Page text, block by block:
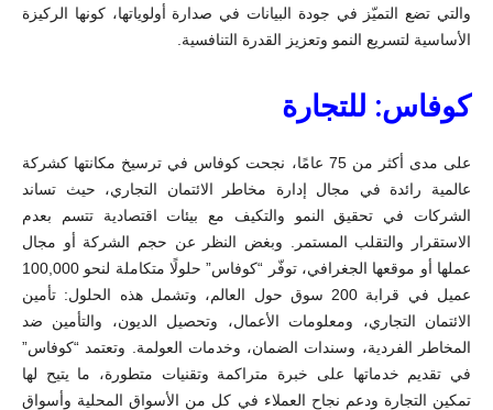
والتي تضع التميّز في جودة البيانات في صدارة أولوياتها، كونها الركيزة
الأساسية لتسريع النمو وتعزيز القدرة التنافسية.
كوفاس: للتجارة
على مدى أكثر من 75 عامًا، نجحت كوفاس في ترسيخ مكانتها كشركة
عالمية رائدة في مجال إدارة مخاطر الائتمان التجاري، حيث تساند
الشركات في تحقيق النمو والتكيف مع بيئات اقتصادية تتسم بعدم
الاستقرار والتقلب المستمر. وبغض النظر عن حجم الشركة أو مجال
عملها أو موقعها الجغرافي، توفّر “كوفاس” حلولًا متكاملة لنحو 100,000
عميل في قرابة 200 سوق حول العالم، وتشمل هذه الحلول: تأمين
الائتمان التجاري، ومعلومات الأعمال، وتحصيل الديون، والتأمين ضد
المخاطر الفردية، وسندات الضمان، وخدمات العولمة. وتعتمد “كوفاس”
في تقديم خدماتها على خبرة متراكمة وتقنيات متطورة، ما يتيح لها
تمكين التجارة ودعم نجاح العملاء في كل من الأسواق المحلية وأسواق